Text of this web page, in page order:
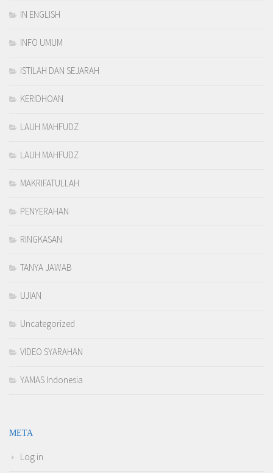
IN ENGLISH
INFO UMUM
ISTILAH DAN SEJARAH
KERIDHOAN
LAUH MAHFUDZ
LAUH MAHFUDZ
MAKRIFATULLAH
PENYERAHAN
RINGKASAN
TANYA JAWAB
UJIAN
Uncategorized
VIDEO SYARAHAN
YAMAS Indonesia
META
Log in